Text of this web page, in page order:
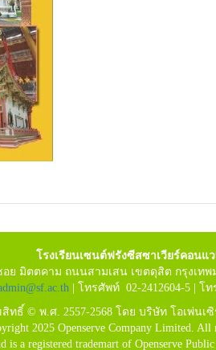
โรงเรียนเซนต์ฟรังซีสซาเวียร์คอนแ
อย มิตตคาม ถนนสามเสน เขตดุสิต กรุงเทพ
| โทรศัพท์ 02-2412604-5 | โท
ทธิ์ © พ.ศ. 2557-2568 โดย บริษัท โอเพ่นเ
2025 Openserve Company Limited. All
is a registered trademart of Openserve